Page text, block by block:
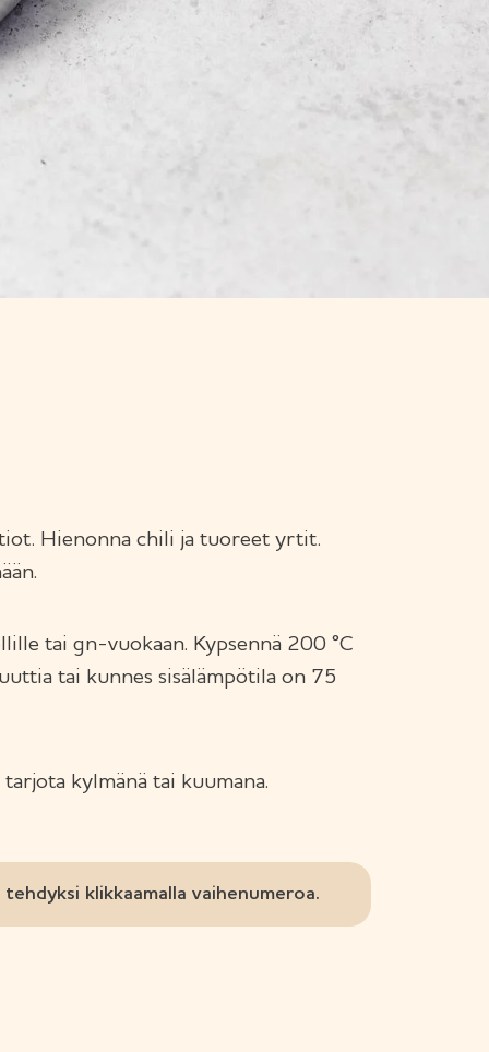
Hienonna chili ja tuoreet yrtit.
tai gn-vuokaan. Kypsennä 200 °C
tai kunnes sisälämpötila on 75
kylmänä tai kuumana.
klikkaamalla vaihenumeroa.